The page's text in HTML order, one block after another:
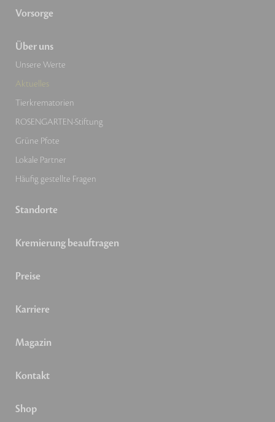
Vorsorge
Über uns
Unsere Werte
Aktuelles
Tierkrematorien
ROSENGARTEN-Stiftung
Grüne Pfote
Lokale Partner
Häufig gestellte Fragen
Standorte
Kremierung beauftragen
Preise
Karriere
Magazin
Kontakt
Shop